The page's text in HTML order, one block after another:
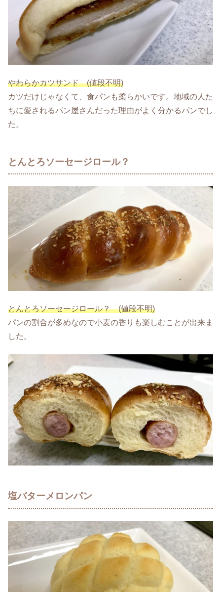
やわらかカツサンド (値段不明)
カツだけじゃなくて、食パンも柔らかいです。地域の人た
ちに愛されるパン屋さんだった理由がよく分かるパンでし
た。
とんとろソーセージロール？
とんとろソーセージロール？ (値段不明)
パンの割合が多めなので小麦の香りも楽しむことが出来ま
した。
塩バターメロンパン